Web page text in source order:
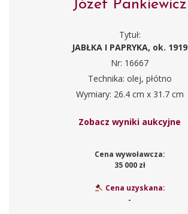
Józef Pankiewicz
Tytuł:
JABŁKA I PAPRYKA, ok. 1919
Nr: 16667
Technika: olej, płótno
Wymiary: 26.4 cm x 31.7 cm
Zobacz wyniki aukcyjne
Cena wywoławcza:
35 000 zł
Cena uzyskana:
-